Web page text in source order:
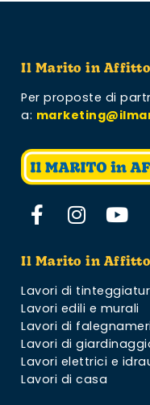
Il Marito in Affitto
Per proposte di
a:
Il Marito in Affitto
Lavori di
Lavori edili e murali
Lavori di
Lavori di
Lavori elettrici e
Lavori di casa